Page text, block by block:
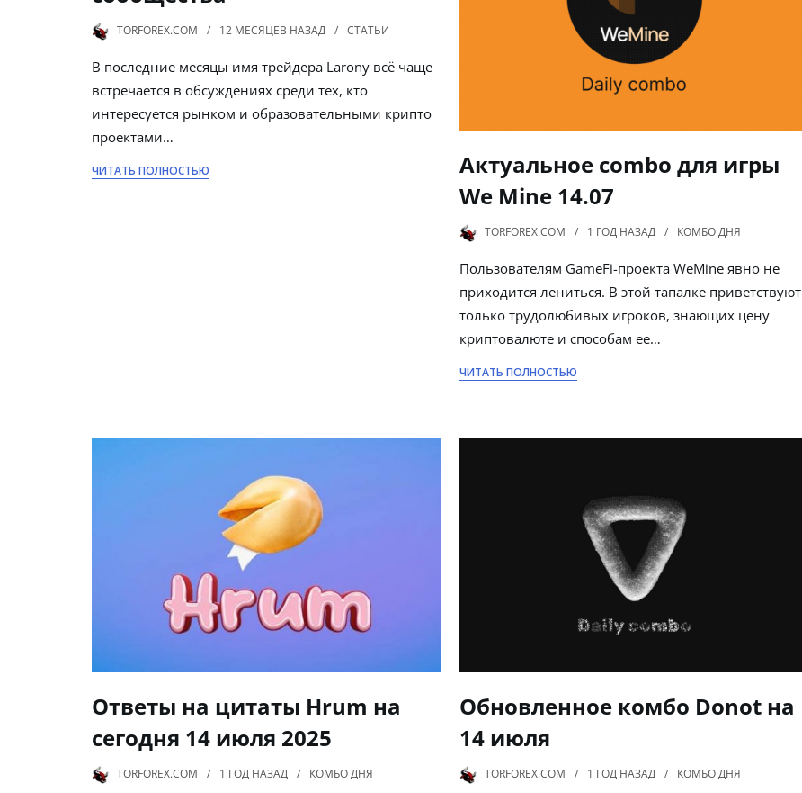
TORFOREX.COM 12 МЕСЯЦЕВ НАЗАД СТАТЬИ
В последние месяцы имя трейдера Larony всё чаще
встречается в обсуждениях среди тех, кто
интересуется рынком и образовательными крипто
проектами…
ЧИТАТЬ ПОЛНОСТЬЮ
Актуальное combo для игры
We Mine 14.07
TORFOREX.COM 1 ГОД НАЗАД КОМБО ДНЯ
Пользователям GameFi-проекта WeMine явно не
приходится лениться. В этой тапалке приветствуют
только трудолюбивых игроков, знающих цену
криптовалюте и способам ее…
ЧИТАТЬ ПОЛНОСТЬЮ
Ответы на цитаты Hrum на
сегодня 14 июля 2025
TORFOREX.COM 1 ГОД НАЗАД КОМБО ДНЯ
Обновленное комбо Donot на
14 июля
TORFOREX.COM 1 ГОД НАЗАД КОМБО ДНЯ